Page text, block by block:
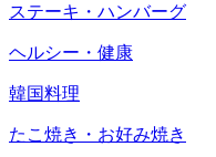
ステーキ・ハンバーグ
ヘルシー・健康
韓国料理
たこ焼き・お好み焼き